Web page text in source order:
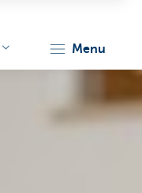
menu